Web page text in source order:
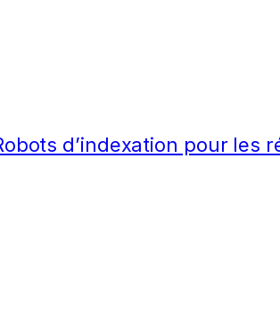
d’indexation pour les